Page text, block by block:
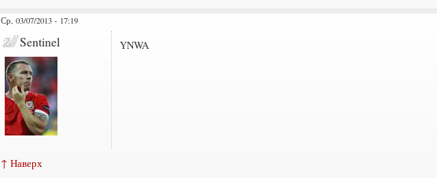
Ср, 03/07/2013 - 17:19
Sentinel YNWA
↑ Наверх